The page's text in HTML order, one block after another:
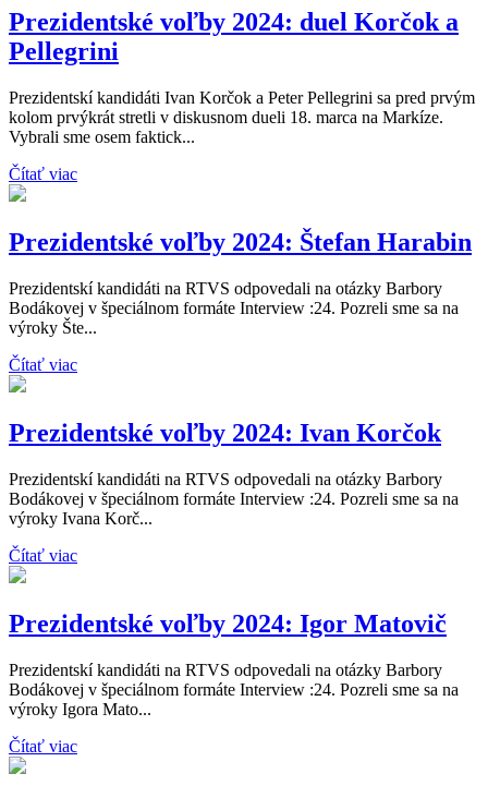
Prezidentské voľby 2024: duel Korčok a
Pellegrini
Prezidentskí kandidáti Ivan Korčok a Peter Pellegrini sa pred prvým
kolom prvýkrát stretli v diskusnom dueli 18. marca na Markíze.
Vybrali sme osem faktick...
Čítať viac
Prezidentské voľby 2024: Štefan Harabin
Prezidentskí kandidáti na RTVS odpovedali na otázky Barbory
Bodákovej v špeciálnom formáte Interview :24. Pozreli sme sa na
výroky Šte...
Čítať viac
Prezidentské voľby 2024: Ivan Korčok
Prezidentskí kandidáti na RTVS odpovedali na otázky Barbory
Bodákovej v špeciálnom formáte Interview :24. Pozreli sme sa na
výroky Ivana Korč...
Čítať viac
Prezidentské voľby 2024: Igor Matovič
Prezidentskí kandidáti na RTVS odpovedali na otázky Barbory
Bodákovej v špeciálnom formáte Interview :24. Pozreli sme sa na
výroky Igora Mato...
Čítať viac